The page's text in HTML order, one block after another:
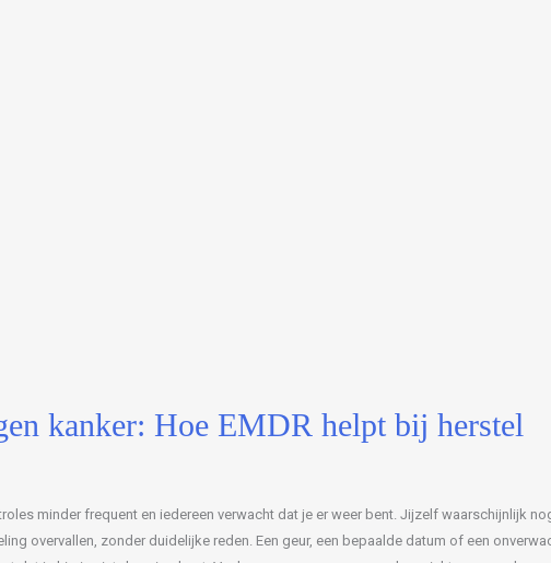
kanker: Hoe EMDR helpt bij herstel
minder frequent en iedereen verwacht dat je er weer bent. Jijzelf waarschijnlijk
overvallen, zonder duidelijke reden. Een geur, een bepaalde datum of een